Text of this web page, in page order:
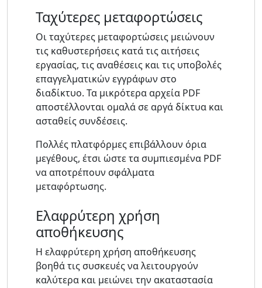
Ταχύτερες μεταφορτώσεις
Οι ταχύτερες μεταφορτώσεις μειώνουν
τις καθυστερήσεις κατά τις αιτήσεις
εργασίας, τις αναθέσεις και τις υποβολές
επαγγελματικών εγγράφων στο
διαδίκτυο. Τα μικρότερα αρχεία PDF
αποστέλλονται ομαλά σε αργά δίκτυα και
ασταθείς συνδέσεις.
Πολλές πλατφόρμες επιβάλλουν όρια
μεγέθους, έτσι ώστε τα συμπιεσμένα PDF
να αποτρέπουν σφάλματα
μεταφόρτωσης.
Ελαφρύτερη χρήση
αποθήκευσης
Η ελαφρύτερη χρήση αποθήκευσης
βοηθά τις συσκευές να λειτουργούν
καλύτερα και μειώνει την ακαταστασία